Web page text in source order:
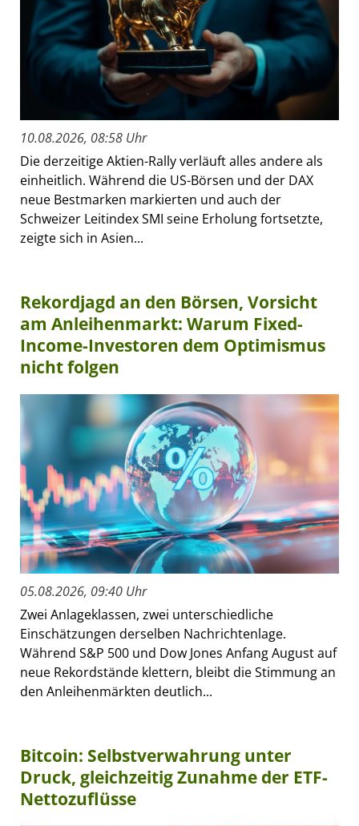
10.08.2026, 08:58 Uhr
Die derzeitige Aktien-Rally verläuft alles andere als
einheitlich. Während die US-Börsen und der DAX
neue Bestmarken markierten und auch der
Schweizer Leitindex SMI seine Erholung fortsetzte,
zeigte sich in Asien...
Rekordjagd an den Börsen, Vorsicht
am Anleihenmarkt: Warum Fixed-
Income-Investoren dem Optimismus
nicht folgen
05.08.2026, 09:40 Uhr
Zwei Anlageklassen, zwei unterschiedliche
Einschätzungen derselben Nachrichtenlage.
Während S&P 500 und Dow Jones Anfang August auf
neue Rekordstände klettern, bleibt die Stimmung an
den Anleihenmärkten deutlich...
Bitcoin: Selbstverwahrung unter
Druck, gleichzeitig Zunahme der ETF-
Nettozuflüsse